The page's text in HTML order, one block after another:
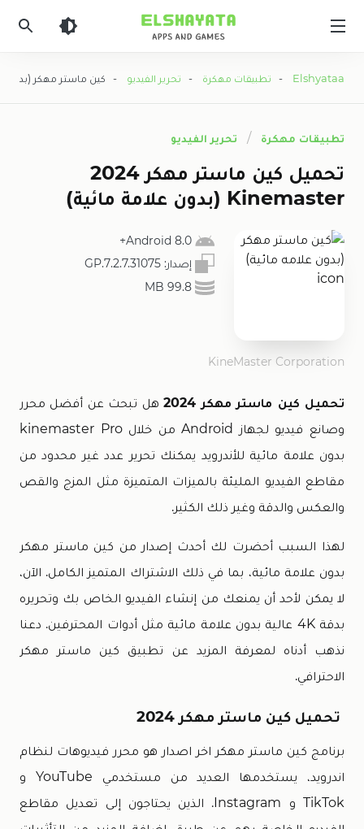
Elshyataa
- تطبيقات مهكرة - تحرير الفيديو - كين ماستر مهكر (بدون
تطبيقات مهكرة تحرير الفيديو
تحميل كين ماستر مهكر 2024
Kinemaster (بدون علامة مائية)
8.0 Android+
إصدار: 7.2.7.31075.GP
99.8 MB
KineMaster Corporation
تحميل كين ماستر مهكر 2024
هل تبحث عن أفضل محرر
وصانع فيديو لجهاز Android من خلال kinemaster Pro
بدون علامة مائية للأندرويد يمكنك تحرير عدد غير محدود من
مقاطع الفيديو المليئة بالميزات المتميزة مثل المزج والقص
والعكس والدقة وغير ذلك الكثير.
لهذا السبب أحضرت لك أحدث إصدار من كين ماستر مهكر
بدون علامة مائية، بما في ذلك الاشتراك المتميز الكامل. الآن،
لا يمكن لأحد أن يمنعك من إنشاء الفيديو الخاص بك وتحريره
بدقة 4K عالية بدون علامة مائية مثل أدوات المحترفين. دعنا
نذهب أدناه لمعرفة المزيد عن تطبيق كين ماستر مهكر
الاحترافي.
تحميل كين ماستر مهكر 2024
برنامج كين ماستر مهكر اخر اصدار هو محرر فيديوهات لنظام
اندرويد، يستخدمها العديد من مستخدمي YouTube و
TikTok و Instagram. الذين يحتاجون إلى تعديل مقاطع